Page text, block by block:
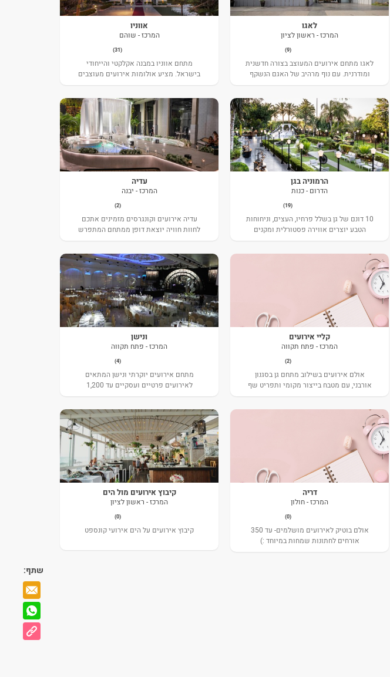
שתף:
לאגו
המרכז - ראשון לציון
(9)
לאגו מתחם אירועים המעוצב בצורה חדשנית
ומודרנית. עם נוף מרהיב של האגם הנשקף
מאזורי קבלת הפנים הממוקמים במרחב
אווניו
המרכז - שוהם
(31)
מתחם אווניו במבנה אקלקטי והייחודי
בישראל. מציע אולומות אירועים מעוצבים
וקלאסיים, גנים מטופחים ויפהפיים, מטבח
חושים וחווית אירוח בעלת אופי ייחודי.
הרמוניה בגן
הדרום - כנות
(19)
10 דונם של גן בשלל פרחיו, העצים, וניחוחות
הטבע יוצרים אווירה פסטורלית ומקנים
תחושה טבעית ויוקרתית כאחד.
עדיה
המרכז - יבנה
(2)
עדיה אירועים וקונגרסים מזמינים אתכם
לחוות חוויה יוצאת דופן ממתחם המתפרש
על 7 דונם ומציע אולמות מפוארים וגן
קליי אירועים
המרכז - פתח תקווה
(2)
אולם אירועים בשילוב מתחם גן בסגנון
אורבני, עם מטבח בייצור מקומי ותפריט שף
עשיר ויוקרתי,
ונישן
המרכז - פתח תקווה
(4)
מתחם אירועים יוקרתי ונישן המתאים
לאירועים פרטיים ועסקיים עד 1,200
אורחים.
דריה
המרכז - חולון
(0)
אולם בוטיק לאירועים מושלמים- עד 350
אורחים לחתונות שמחות במיוחד :)
קיבוץ אירועים מול הים
המרכז - ראשון לציון
(0)
קיבוץ אירועים על הים אירועי קונספט